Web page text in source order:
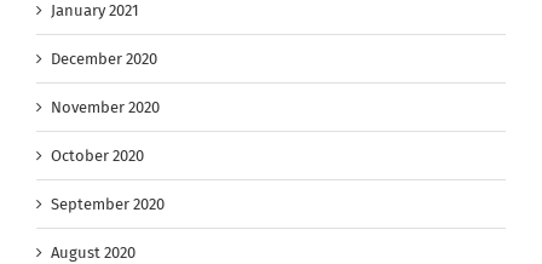
January 2021
December 2020
November 2020
October 2020
September 2020
August 2020